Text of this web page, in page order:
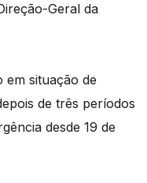
Geral da
em situação de
de três períodos
desde 19 de